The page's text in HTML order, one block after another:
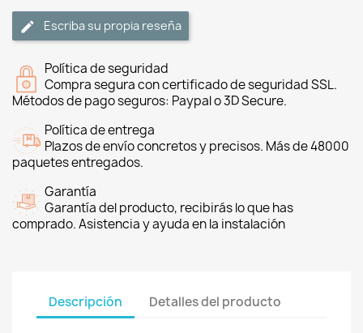
Escriba su propia reseña
Política de seguridad
Compra segura con certificado de seguridad SSL.
Métodos de pago seguros: Paypal o 3D Secure.
Política de entrega
Plazos de envío concretos y precisos. Más de 48000
paquetes entregados.
Garantía
Garantía del producto, recibirás lo que has
comprado. Asistencia y ayuda en la instalación
Descripción Detalles del producto